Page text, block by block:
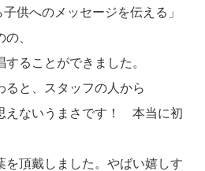
供へのメッセージを伝える」
、
ることができました。
ると、スタッフの人から
えないうまさです！ 本当に初
を頂戴しました。やばい嬉しす